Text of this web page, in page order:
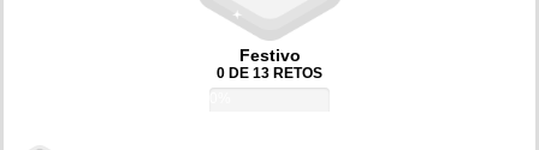
Festivo
0 DE 13 RETOS